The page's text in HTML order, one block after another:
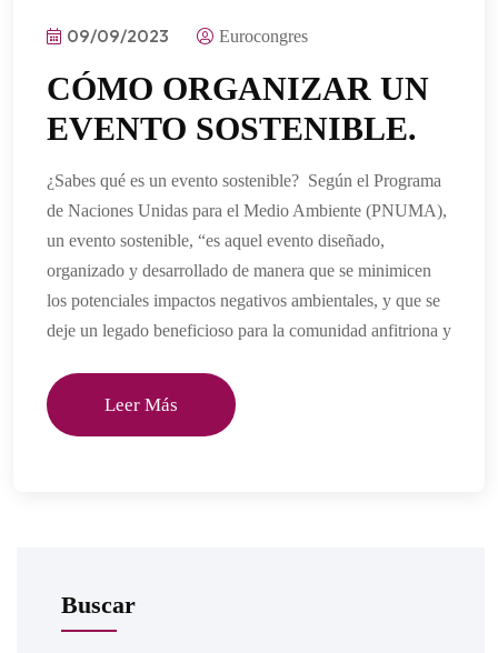
09/09/2023 Eurocongres
CÓMO ORGANIZAR UN
EVENTO SOSTENIBLE.
¿Sabes qué es un evento sostenible? Según el Programa
de Naciones Unidas para el Medio Ambiente (PNUMA),
un evento sostenible, “es aquel evento diseñado,
organizado y desarrollado de manera que se minimicen
los potenciales impactos negativos ambientales, y que se
deje un legado beneficioso para la comunidad anfitriona y
Leer Más
Buscar